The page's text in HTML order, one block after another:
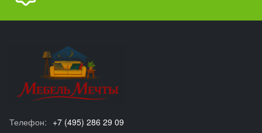
Телефон: +7 (495) 286 29 09